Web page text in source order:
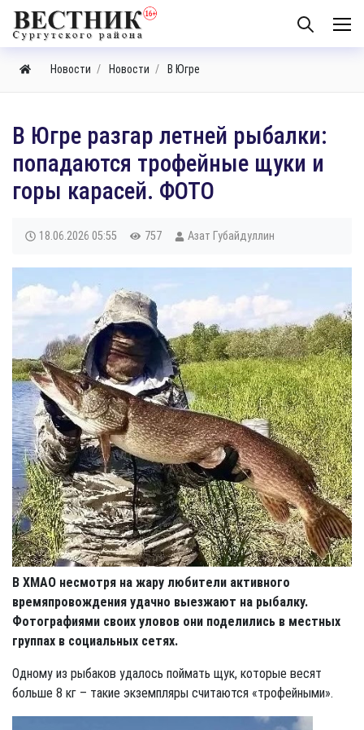
Новости Новости В Югре
​В Югре разгар летней рыбалки:
попадаются трофейные щуки и
горы карасей. ФОТО
18.06.2026 05:55 757 Азат Губайдуллин
В ХМАО несмотря на жару любители активного
времяпровождения удачно выезжают на рыбалку.
Фотографиями своих уловов они поделились в местных
группах в социальных сетях.
Одному из рыбаков удалось поймать щук, которые весят
больше 8 кг – такие экземпляры считаются «трофейными».